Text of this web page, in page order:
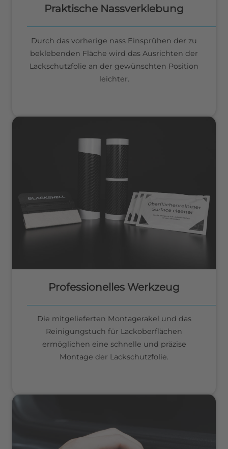
Praktische Nassverklebung
Durch das vorherige nass Einsprühen der zu
beklebenden Fläche wird das Ausrichten der
Lackschutzfolie an der gewünschten Position
leichter.
Professionelles Werkzeug
Die mitgelieferten Montagerakel und das
Reinigungstuch für Lackoberflächen
ermöglichen eine schnelle und präzise
Montage der Lackschutzfolie.